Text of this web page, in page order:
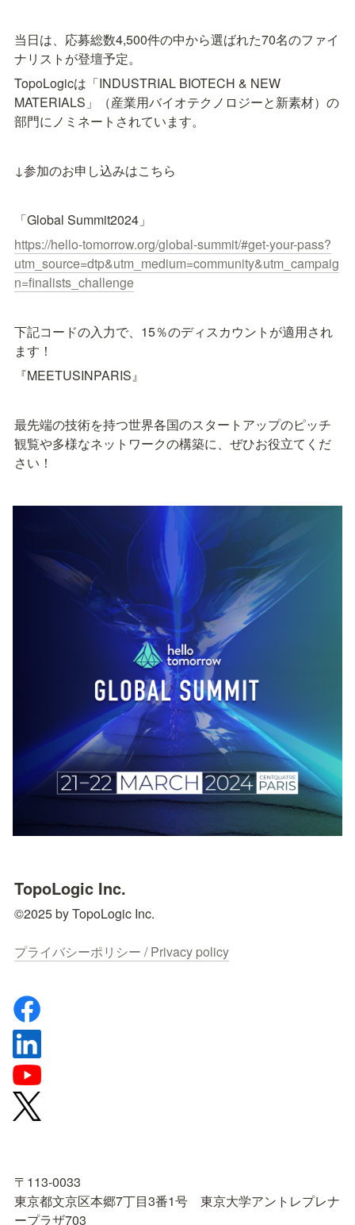
当日は、応募総数4,500件の中から選ばれた70名のファイ
ナリストが登壇予定。
TopoLogicは「INDUSTRIAL BIOTECH & NEW
MATERIALS」（産業用バイオテクノロジーと新素材）の
部門にノミネートされています。
↓参加のお申し込みはこちら
「Global Summit2024」
https://hello-tomorrow.org/global-summit/#get-your-pass?
utm_source=dtp&utm_medium=community&utm_campaig
n=finalists_challenge
下記コードの入力で、15％のディスカウントが適用され
ます！
『MEETUSINPARIS』
最先端の技術を持つ世界各国のスタートアップのピッチ
観覧や多様なネットワークの構築に、ぜひお役立てくだ
さい！
TopoLogic Inc.
©2025 by TopoLogic Inc.
プライバシーポリシー / Privacy policy
〒113-0033
東京都文京区本郷7丁目3番1号　東京大学アントレプレナ
ープラザ703